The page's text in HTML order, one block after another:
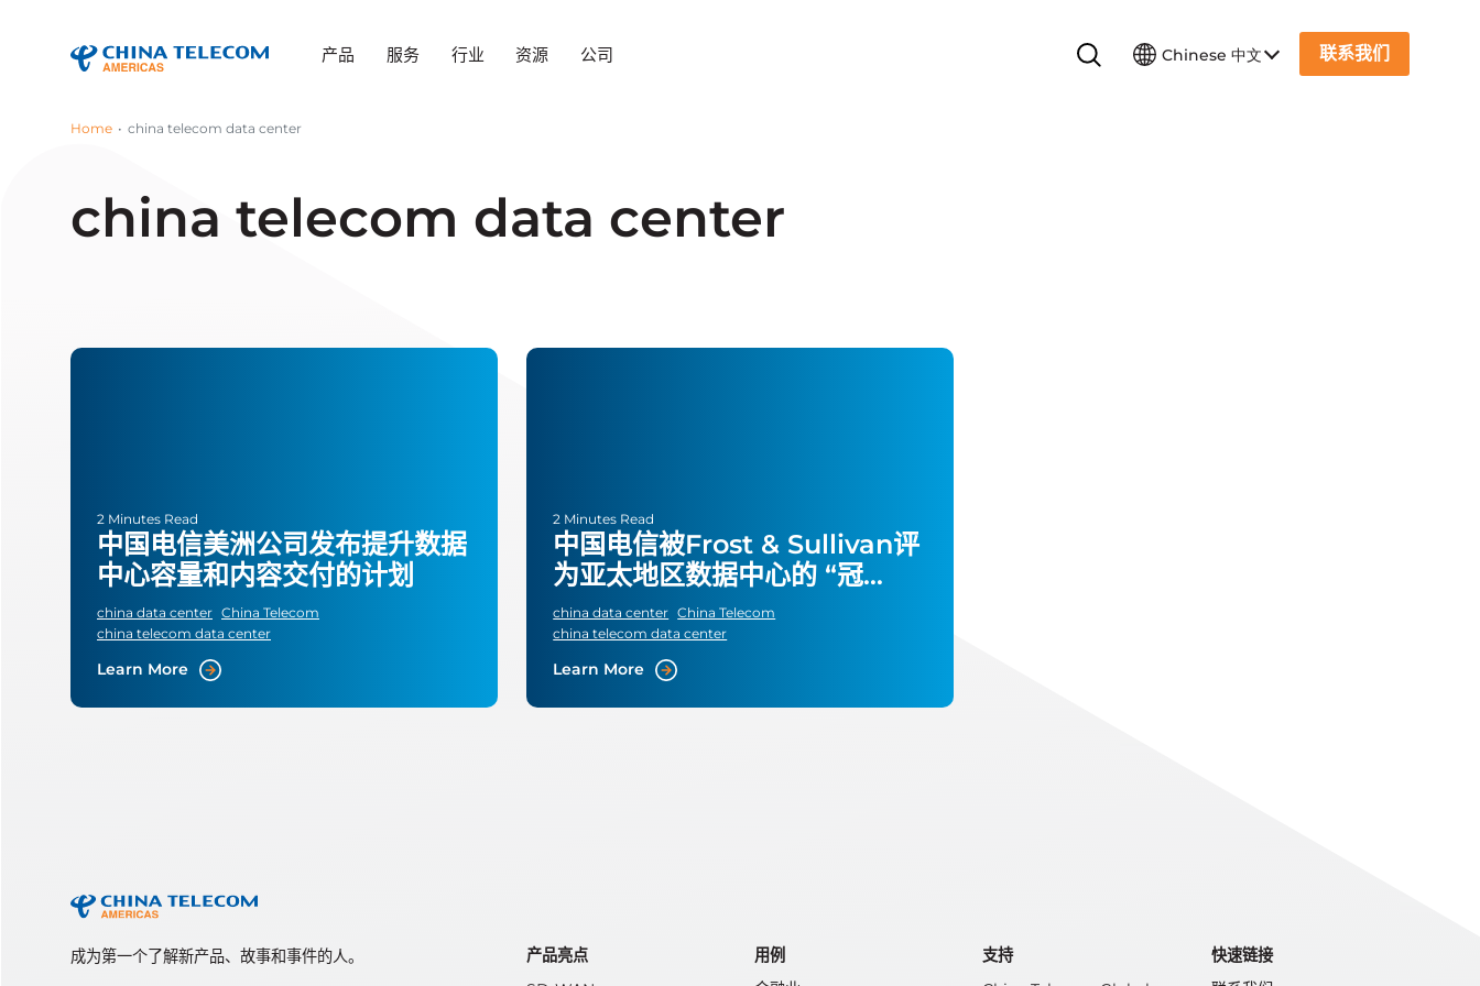
产品 服务 行业 资源 公司 Chinese 中文 联系我们
Home china telecom data center
china telecom data center
2 Minutes Read
中国电信美洲公司发布提升数据
中心容量和内容交付的计划
china data center China Telecom
china telecom data center
Learn More
2 Minutes Read
中国电信被Frost & Sullivan评
为亚太地区数据中心的 “冠
军”。
china data center China Telecom
china telecom data center
Learn More
成为第一个了解新产品、故事和事件的人。
产品亮点
用例
支持
快速链接